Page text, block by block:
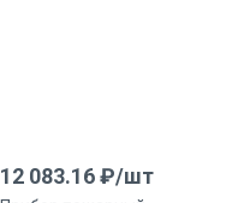
12 083.16₽/шт